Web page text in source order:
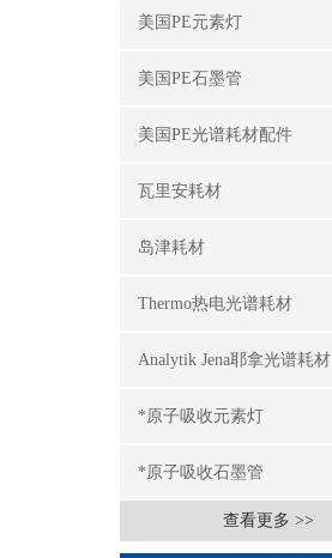
美国PE元素灯
美国PE石墨管
美国PE光谱耗材配件
瓦里安耗材
岛津耗材
Thermo热电光谱耗材
Analytik Jena耶拿光谱耗材
*原子吸收元素灯
*原子吸收石墨管
查看更多 >>